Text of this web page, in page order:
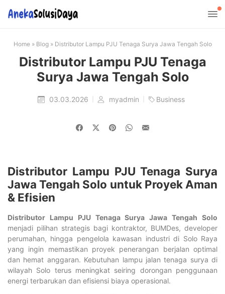
Home» Blog» Distributor Lampu PJU Tenaga Surya Jawa Tengah Solo
Distributor Lampu PJU Tenaga
Surya Jawa Tengah Solo
03.03.2026 myadmin Business
Distributor Lampu PJU Tenaga Surya
Jawa Tengah Solo untuk Proyek Aman
& Efisien
Distributor Lampu PJU Tenaga Surya Jawa Tengah Solo
menjadi pilihan strategis bagi kontraktor, BUMDes, developer
perumahan, hingga pengelola kawasan industri di Solo Raya
yang ingin memastikan proyek penerangan berjalan optimal
dan hemat anggaran. Kebutuhan lampu jalan tenaga surya di
wilayah Solo terus meningkat seiring dorongan penggunaan
energi terbarukan dan efisiensi biaya operasional.